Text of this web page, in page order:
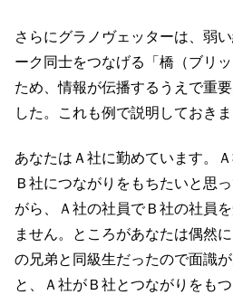
さらにグラノヴェッターは、弱
ーク同士をつなげる「橋（ブリ
ため、情報が伝播するうえで重
した。これも例で説明しておきま
あなたはＡ社に勤めています。
Ｂ社につながりをもちたいと思
がら、Ａ社の社員でＢ社の社員
ません。ところがあなたは偶然
の兄弟と同級生だったので面識
と、Ａ社がＢ社とつながりをも